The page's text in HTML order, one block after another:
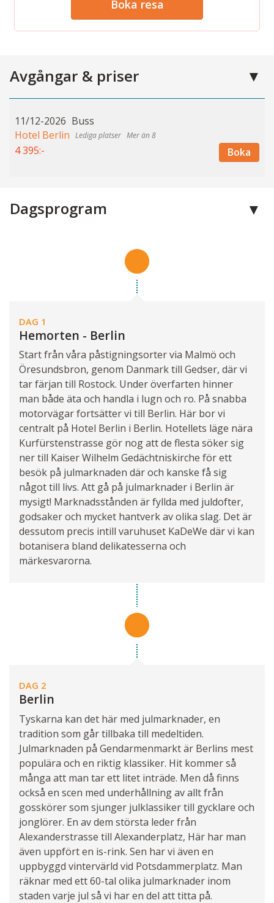
Boka resa
Avgångar & priser
11/12-2026 Buss
Hotel Berlin
Mer än 8
4 395:- Boka
Dagsprogram
DAG 1
Hemorten - Berlin
Start från våra påstigningsorter via Malmö och
Öresundsbron, genom Danmark till Gedser, där vi
tar färjan till Rostock. Under överfarten hinner
man både äta och handla i lugn och ro. På snabba
motorvägar fortsätter vi till Berlin. Här bor vi
centralt på Hotel Berlin i Berlin. Hotellets läge nära
Kurfürstenstrasse gör nog att de flesta söker sig
ner till Kaiser Wilhelm Gedächtniskirche för ett
besök på julmarknaden där och kanske få sig
något till livs. Att gå på julmarknader i Berlin är
mysigt! Marknadsstånden är fyllda med juldofter,
godsaker och mycket hantverk av olika slag. Det är
dessutom precis intill varuhuset KaDeWe där vi kan
botanisera bland delikatesserna och
märkesvarorna.
DAG 2
Berlin
Tyskarna kan det här med julmarknader, en
tradition som går tillbaka till medeltiden.
Julmarknaden på Gendarmenmarkt är Berlins mest
populära och en riktig klassiker. Hit kommer så
många att man tar ett litet inträde. Men då finns
också en scen med underhållning av allt från
gosskörer som sjunger julklassiker till gycklare och
jonglörer. En av dem största leder från
Alexanderstrasse till Alexanderplatz, Här har man
även uppfört en is-rink. Sen har vi även en
uppbyggd vintervärld vid Potsdammerplatz. Man
räknar med ett 60-tal olika julmarknader inom
staden varje jul så vi har en del att titta på.